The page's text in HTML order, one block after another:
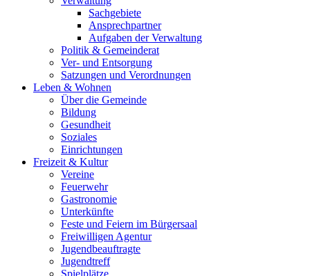
Sachgebiete
Ansprechpartner
Aufgaben der Verwaltung
Politik & Gemeinderat
Ver- und Entsorgung
Satzungen und Verordnungen
Leben & Wohnen
Über die Gemeinde
Bildung
Gesundheit
Soziales
Einrichtungen
Freizeit & Kultur
Vereine
Feuerwehr
Gastronomie
Unterkünfte
Feste und Feiern im Bürgersaal
Freiwilligen Agentur
Jugendbeauftragte
Jugendtreff
Spielplätze